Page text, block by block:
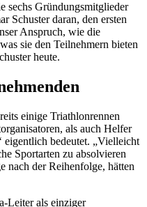
sechs Gründungsmitglieder
Schuster daran, den ersten
Anspruch, wie die
sie den Teilnehmern bieten
heute.
einige Triathlonrennen
als auch Helfer
eigentlich bedeutet. „Vielleicht
Sportarten zu absolvieren
nach der Reihenfolge, hätten
Leiter als einziger